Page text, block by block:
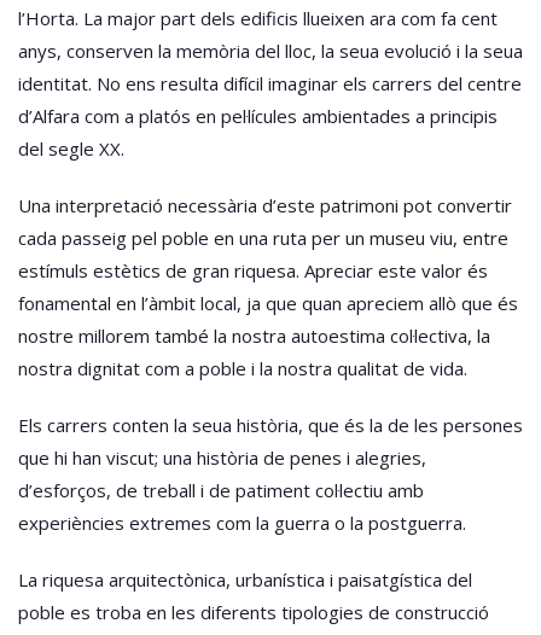
l’Horta. La major part dels edificis llueixen ara com fa cent
anys, conserven la memòria del lloc, la seua evolució i la seua
identitat. No ens resulta difícil imaginar els carrers del centre
d’Alfara com a platós en pel·lícules ambientades a principis
del segle XX.
Una interpretació necessària d’este patrimoni pot convertir
cada passeig pel poble en una ruta per un museu viu, entre
estímuls estètics de gran riquesa. Apreciar este valor és
fonamental en l’àmbit local, ja que quan apreciem allò que és
nostre millorem també la nostra autoestima col·lectiva, la
nostra dignitat com a poble i la nostra qualitat de vida.
Els carrers conten la seua història, que és la de les persones
que hi han viscut; una història de penes i alegries,
d’esforços, de treball i de patiment col·lectiu amb
experiències extremes com la guerra o la postguerra.
La riquesa arquitectònica, urbanística i paisatgística del
poble es troba en les diferents tipologies de construcció